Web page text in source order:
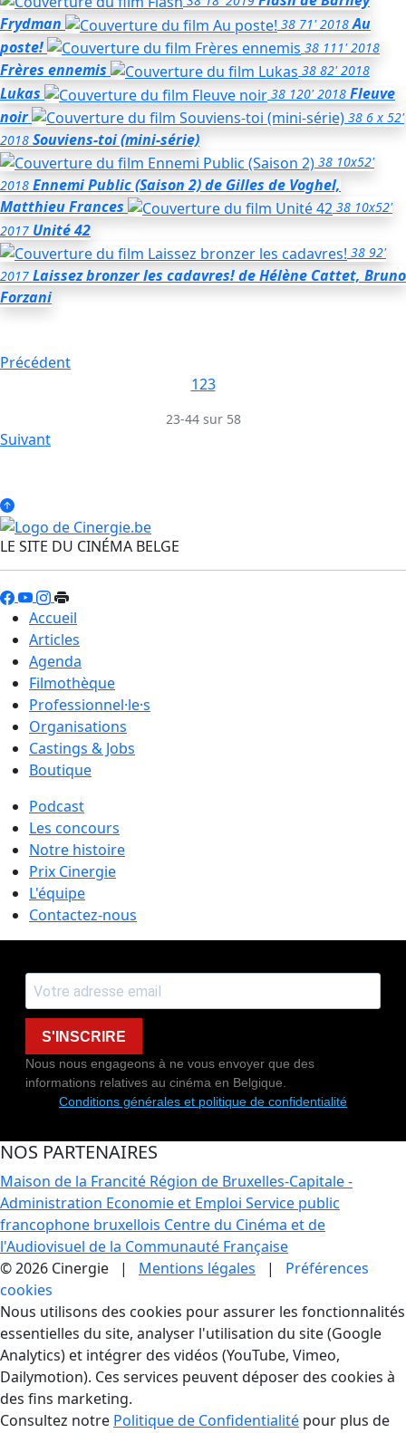
Frydman
38 71' 2018 Au
poste!
38 111' 2018
Frères ennemis 38 82' 2018
Lukas 38 120' 2018 Fleuve
noir
38 6 x 52'
2018 Souviens-toi (mini-série)
38 10x52'
2018 Ennemi Public (Saison 2)de Gilles de Voghel,
Matthieu Frances
38 10x52'
2017 Unité 42
38 92'
2017 Laissez bronzer les cadavres!de Hélène Cattet, Bruno
Forzani
Précédent
123
23-44 sur 58
Suivant
LE SITE DU CINÉMA BELGE
Accueil
Articles
Agenda
Filmothèque
Professionnel·le·s
Organisations
Castings & Jobs
Boutique
Podcast
Les concours
Notre histoire
Prix Cinergie
L'équipe
Contactez-nous
S'INSCRIRE
Nous nous engageons à ne vous envoyer que des
informations relatives au cinéma en Belgique.
Conditions générales et politique de confidentialité
NOS PARTENAIRES
Maison de la Francité Région de Bruxelles-Capitale -
Administration Economie et Emploi Service public
francophone bruxellois Centre du Cinéma et de
l'Audiovisuel de la Communauté Française
© 2026 Cinergie | Mentions légales | Préférences
cookies
Gestion des Cookies
Nous utilisons des cookies pour assurer les fonctionnalités
essentielles du site, analyser l'utilisation du site (Google
Analytics) et intégrer des vidéos (YouTube, Vimeo,
Dailymotion). Ces services peuvent déposer des cookies à
des fins marketing.
Consultez notre Politique de Confidentialité pour plus de